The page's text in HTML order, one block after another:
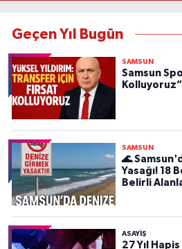
Geçen Yıl Bugün
SAMSUN
Samsun
Kolluyoruz”
SAMSUN
🌊
Yasağı! 18
Belirli
ASAYIŞ
27 Yıl